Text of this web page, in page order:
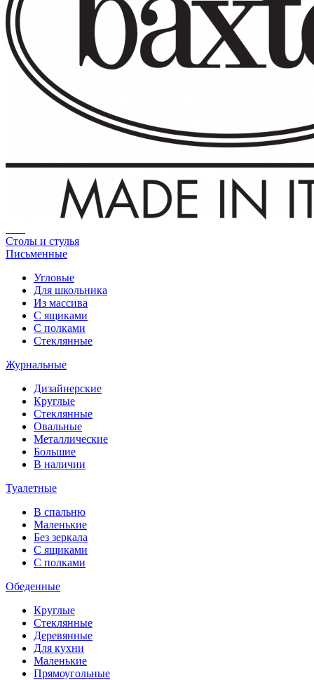
Столы и стулья
Письменные
Угловые
Для школьника
Из массива
С ящиками
С полками
Стеклянные
Журнальные
Дизайнерские
Круглые
Стеклянные
Овальные
Металлические
Большие
В наличии
Туалетные
В спальню
Маленькие
Без зеркала
С ящиками
С полками
Обеденные
Круглые
Стеклянные
Деревянные
Для кухни
Маленькие
Прямоугольные